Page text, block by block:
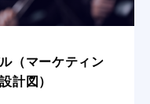
（マーケティン
計図）